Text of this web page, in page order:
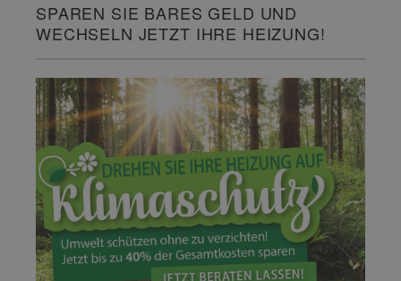
SPAREN SIE BARES GELD UND
WECHSELN JETZT IHRE HEIZUNG!